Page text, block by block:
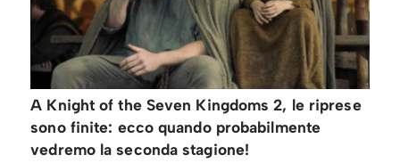
A Knight of the Seven Kingdoms 2, le riprese
sono finite: ecco quando probabilmente
vedremo la seconda stagione!